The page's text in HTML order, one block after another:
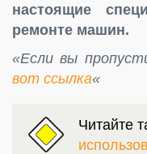
настоящие
ремонте машин.
«Если вы
вот ссылка«
Читайте